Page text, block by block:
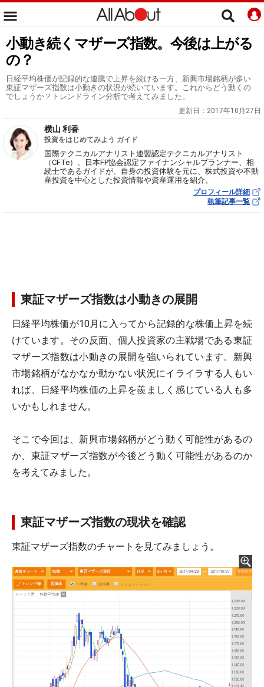
小動き続くマザーズ指数。今後は上がる
の？
日経平均株価が記録的な連騰で上昇を続ける一方、新興市場銘柄が多い
東証マザーズ指数は小動きの状況が続いています。これからどう動くの
でしょうか？トレンドライン分析で考えてみました。
更新日： 2017年10月27日
横山 利香
投資をはじめてみよう ガイド
国際テクニカルアナリスト連盟認定テクニカルアナリスト
（CFTe）、日本FP協会認定ファイナンシャルプランナー、相
続士であるガイドが、自身の投資体験を元に、株式投資や不動
産投資を中心とした投資情報や資産運用を紹介。
プロフィール詳細
執筆記事一覧
東証マザーズ指数は小動きの展開
日経平均株価が10月に入ってから記録的な株価上昇を続
けています。その反面、個人投資家の主戦場である東証
マザーズ指数は小動きの展開を強いられています。新興
市場銘柄がなかなか動かない状況にイライラする人もい
れば、日経平均株価の上昇を羨ましく感じている人も多
いかもしれません。
そこで今回は、新興市場銘柄がどう動く可能性があるの
か、東証マザーズ指数が今後どう動く可能性があるのか
を考えてみました。
東証マザーズ指数の現状を確認
東証マザーズ指数のチャートを見てみましょう。